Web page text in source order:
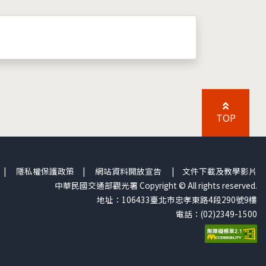
TOP
| 隱私權保護政策 | 網站資料開放宣告 | 文件下載及教學影片
中華民國交通部觀光署 Copyright © All rights reserved.
地址：106433臺北市忠孝東路4段290號9樓
電話：(02)2349-1500